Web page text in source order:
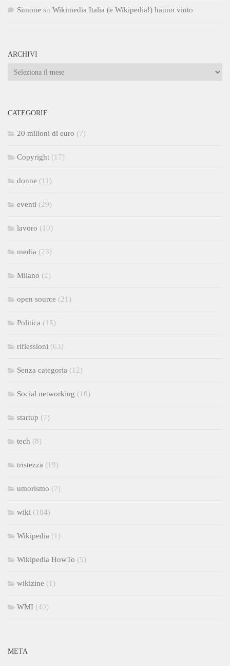
Simone su Wikimedia Italia (e Wikipedia!) hanno vinto
ARCHIVI
Archivi
CATEGORIE
20 milioni di euro (7)
Copyright (17)
donne (11)
eventi (29)
lavoro (10)
media (23)
Milano (2)
open source (21)
Politica (15)
riflessioni (63)
Senza categoria (12)
Social networking (10)
startup (7)
tech (8)
tristezza (19)
umorismo (7)
wiki (104)
Wikipedia (1)
Wikipedia HowTo (5)
wikizine (1)
WMI (40)
META